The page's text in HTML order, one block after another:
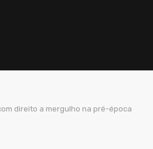
direito a mergulho na pré-época